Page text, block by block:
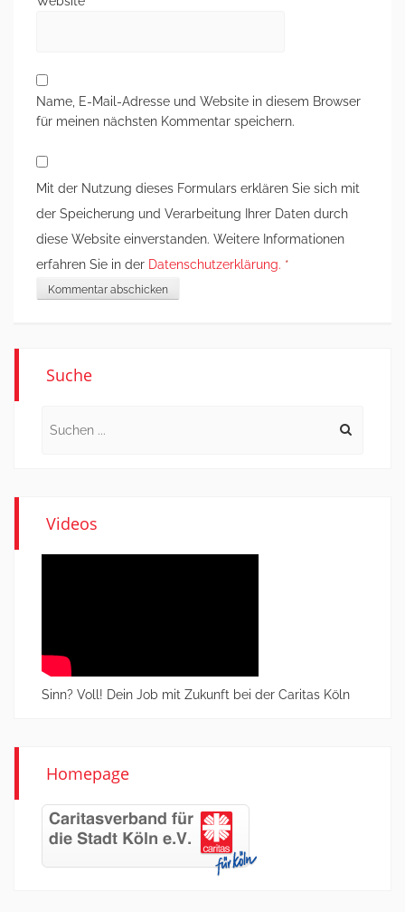
Name, E-Mail-Adresse und Website in diesem Browser
für meinen nächsten Kommentar speichern.
Mit der Nutzung dieses Formulars erklären Sie sich mit
der Speicherung und Verarbeitung Ihrer Daten durch
diese Website einverstanden. Weitere Informationen
erfahren Sie in der Datenschutzerklärung. *
Suche
Videos
Sinn? Voll! Dein Job mit Zukunft bei der Caritas Köln
Homepage